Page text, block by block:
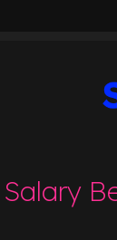
Salary